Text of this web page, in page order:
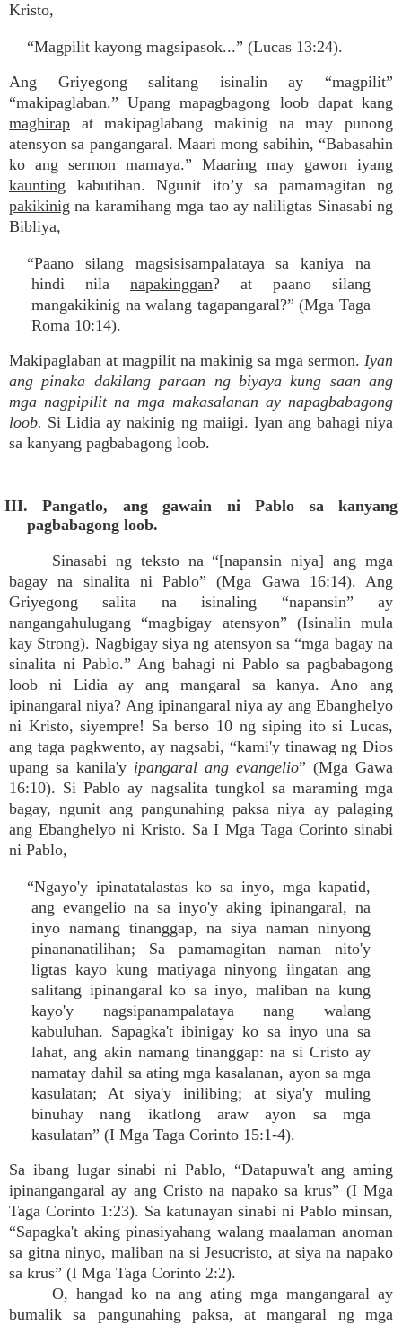
Kristo,
“Magpilit kayong magsipasok...” (Lucas 13:24).
Ang Griyegong salitang isinalin ay “magpilit”
“makipaglaban.” Upang mapagbagong loob dapat kang
maghirap at makipaglabang makinig na may punong
atensyon sa pangangaral. Maari mong sabihin, “Babasahin
ko ang sermon mamaya.” Maaring may gawon iyang
kaunting kabutihan. Ngunit ito’y sa pamamagitan ng
pakikinig na karamihang mga tao ay naliligtas Sinasabi ng
Bibliya,
“Paano silang magsisisampalataya sa kaniya na
hindi nila napakinggan? at paano silang
mangakikinig na walang tagapangaral?” (Mga Taga
Roma 10:14).
Makipaglaban at magpilit na makinig sa mga sermon. Iyan
ang pinaka dakilang paraan ng biyaya kung saan ang
mga nagpipilit na mga makasalanan ay napagbabagong
loob. Si Lidia ay nakinig ng maiigi. Iyan ang bahagi niya
sa kanyang pagbabagong loob.
III. Pangatlo, ang gawain ni Pablo sa kanyang
pagbabagong loob.
Sinasabi ng teksto na “[napansin niya] ang mga
bagay na sinalita ni Pablo” (Mga Gawa 16:14). Ang
Griyegong salita na isinaling “napansin” ay
nangangahulugang “magbigay atensyon” (Isinalin mula
kay Strong). Nagbigay siya ng atensyon sa “mga bagay na
sinalita ni Pablo.” Ang bahagi ni Pablo sa pagbabagong
loob ni Lidia ay ang mangaral sa kanya. Ano ang
ipinangaral niya? Ang ipinangaral niya ay ang Ebanghelyo
ni Kristo, siyempre! Sa berso 10 ng siping ito si Lucas,
ang taga pagkwento, ay nagsabi, “kami'y tinawag ng Dios
upang sa kanila'y ipangaral ang evangelio” (Mga Gawa
16:10). Si Pablo ay nagsalita tungkol sa maraming mga
bagay, ngunit ang pangunahing paksa niya ay palaging
ang Ebanghelyo ni Kristo. Sa I Mga Taga Corinto sinabi
ni Pablo,
“Ngayo'y ipinatatalastas ko sa inyo, mga kapatid,
ang evangelio na sa inyo'y aking ipinangaral, na
inyo namang tinanggap, na siya naman ninyong
pinananatilihan; Sa pamamagitan naman nito'y
ligtas kayo kung matiyaga ninyong iingatan ang
salitang ipinangaral ko sa inyo, maliban na kung
kayo'y nagsipanampalataya nang walang
kabuluhan. Sapagka't ibinigay ko sa inyo una sa
lahat, ang akin namang tinanggap: na si Cristo ay
namatay dahil sa ating mga kasalanan, ayon sa mga
kasulatan; At siya'y inilibing; at siya'y muling
binuhay nang ikatlong araw ayon sa mga
kasulatan” (I Mga Taga Corinto 15:1-4).
Sa ibang lugar sinabi ni Pablo, “Datapuwa't ang aming
ipinangangaral ay ang Cristo na napako sa krus” (I Mga
Taga Corinto 1:23). Sa katunayan sinabi ni Pablo minsan,
“Sapagka't aking pinasiyahang walang maalaman anoman
sa gitna ninyo, maliban na si Jesucristo, at siya na napako
sa krus” (I Mga Taga Corinto 2:2).
O, hangad ko na ang ating mga mangangaral ay
bumalik sa pangunahing paksa, at mangaral ng mga